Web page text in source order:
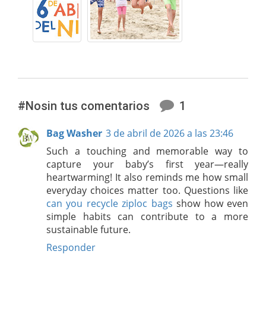
#Nosin tus comentarios 1
Bag Washer 3 de abril de 2026 a las 23:46
Such a touching and memorable way to
capture your baby’s first year—really
heartwarming! It also reminds me how small
everyday choices matter too. Questions like
can you recycle ziploc bags show how even
simple habits can contribute to a more
sustainable future.
Responder